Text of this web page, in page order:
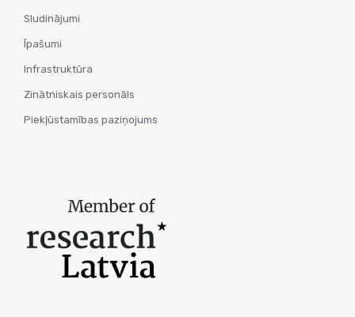
Sludinājumi
Īpašumi
Infrastruktūra
Zinātniskais personāls
Piekļūstamības paziņojums